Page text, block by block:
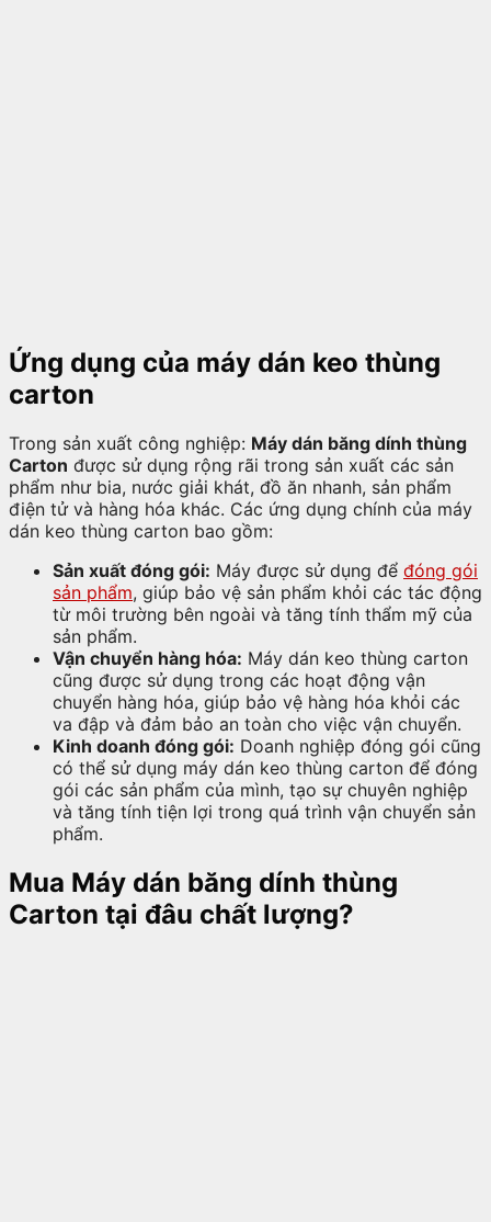
Ứng dụng của máy dán keo thùng
carton
Trong sản xuất công nghiệp: Máy dán băng dính thùng
Carton được sử dụng rộng rãi trong sản xuất các sản
phẩm như bia, nước giải khát, đồ ăn nhanh, sản phẩm
điện tử và hàng hóa khác. Các ứng dụng chính của máy
dán keo thùng carton bao gồm:
Sản xuất đóng gói: Máy được sử dụng để đóng gói
sản phẩm, giúp bảo vệ sản phẩm khỏi các tác động
từ môi trường bên ngoài và tăng tính thẩm mỹ của
sản phẩm.
Vận chuyển hàng hóa: Máy dán keo thùng carton
cũng được sử dụng trong các hoạt động vận
chuyển hàng hóa, giúp bảo vệ hàng hóa khỏi các
va đập và đảm bảo an toàn cho việc vận chuyển.
Kinh doanh đóng gói: Doanh nghiệp đóng gói cũng
có thể sử dụng máy dán keo thùng carton để đóng
gói các sản phẩm của mình, tạo sự chuyên nghiệp
và tăng tính tiện lợi trong quá trình vận chuyển sản
phẩm.
Mua Máy dán băng dính thùng
Carton tại đâu chất lượng?